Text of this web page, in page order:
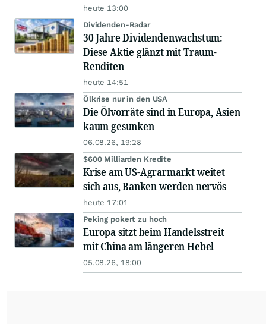
heute 13:00
Dividenden-Radar
30 Jahre Dividendenwachstum:
Diese Aktie glänzt mit Traum-
Renditen
heute 14:51
Ölkrise nur in den USA
Die Ölvorräte sind in Europa, Asien
kaum gesunken
06.08.26, 19:28
$600 Milliarden Kredite
Krise am US-Agrarmarkt weitet
sich aus, Banken werden nervös
heute 17:01
Peking pokert zu hoch
Europa sitzt beim Handelsstreit
mit China am längeren Hebel
05.08.26, 18:00